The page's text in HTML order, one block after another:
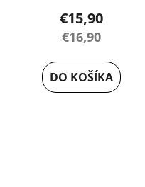
€15,90
€16,90
DO KOŠÍKA